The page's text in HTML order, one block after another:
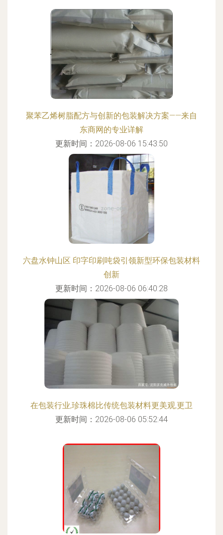
聚苯乙烯树脂配方与创新的包装解决方案——来自
东商网的专业详解
更新时间：2026-08-06 15:43:50
六盘水钟山区 印字印刷吨袋引领新型环保包装材料
创新
更新时间：2026-08-06 06:40:28
在包装行业,珍珠棉比传统包装材料更美观,更卫
更新时间：2026-08-06 05:52:44